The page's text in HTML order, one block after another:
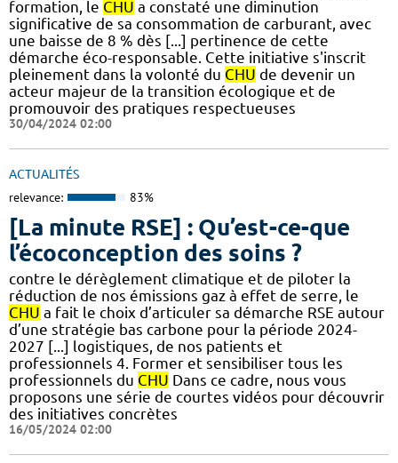
formation, le CHU a constaté une diminution
significative de sa consommation de carburant, avec
une baisse de 8 % dès [...] pertinence de cette
démarche éco-responsable. Cette initiative s'inscrit
pleinement dans la volonté du CHU de devenir un
acteur majeur de la transition écologique et de
promouvoir des pratiques respectueuses
30/04/2024 02:00
ACTUALITÉS
relevance: 83%
[La minute RSE] : Qu’est-ce-que
l’écoconception des soins ?
contre le dérèglement climatique et de piloter la
réduction de nos émissions gaz à effet de serre, le
CHU a fait le choix d’articuler sa démarche RSE autour
d’une stratégie bas carbone pour la période 2024-
2027 [...] logistiques, de nos patients et
professionnels 4. Former et sensibiliser tous les
professionnels du CHU Dans ce cadre, nous vous
proposons une série de courtes vidéos pour découvrir
des initiatives concrètes
16/05/2024 02:00